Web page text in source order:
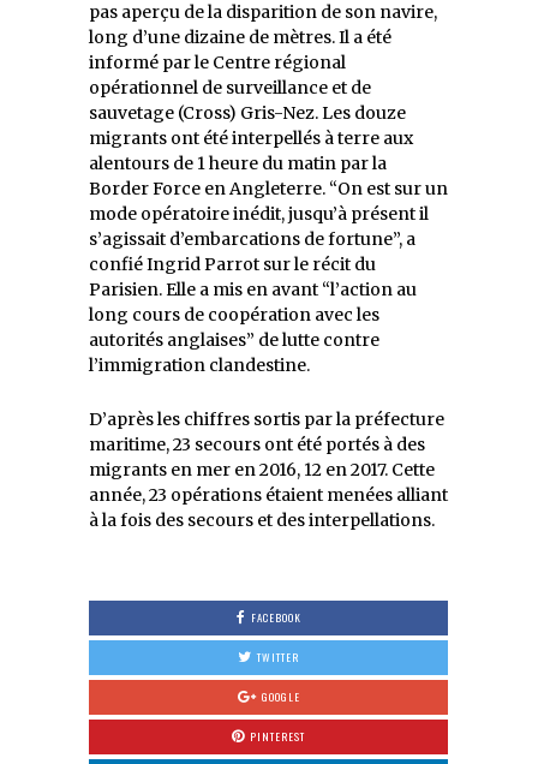
pas aperçu de la disparition de son navire,
long d’une dizaine de mètres. Il a été
informé par le Centre régional
opérationnel de surveillance et de
sauvetage (Cross) Gris-Nez. Les douze
migrants ont été interpellés à terre aux
alentours de 1 heure du matin par la
Border Force en Angleterre. “On est sur un
mode opératoire inédit, jusqu’à présent il
s’agissait d’embarcations de fortune”, a
confié Ingrid Parrot sur le récit du
Parisien. Elle a mis en avant “l’action au
long cours de coopération avec les
autorités anglaises” de lutte contre
l’immigration clandestine.
D’après les chiffres sortis par la préfecture
maritime, 23 secours ont été portés à des
migrants en mer en 2016, 12 en 2017. Cette
année, 23 opérations étaient menées alliant
à la fois des secours et des interpellations.
FACEBOOK
TWITTER
GOOGLE
PINTEREST